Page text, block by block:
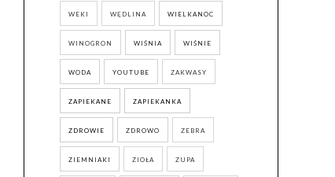
WEKI WĘDLINA WIELKANOC
WINOGRON WIŚNIA WIŚNIE
WODA YOUTUBE ZAKWASY
ZAPIEKANE ZAPIEKANKA
ZDROWIE ZDROWO ZEBRA
ZIEMNIAKI ZIOŁA ZUPA